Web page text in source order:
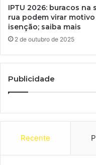
IPTU 2026: buracos na
rua podem virar
isenção; saiba mais
2 de outubro de 2025
Publicidade
Recente